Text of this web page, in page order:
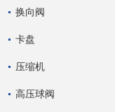
换向阀
卡盘
压缩机
高压球阀